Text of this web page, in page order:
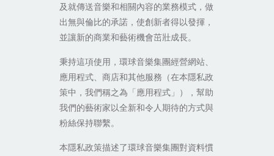
及就傳送音樂和相關內容的業務模式，做
出無與倫比的承諾，使創新者得以發揮，
並讓新的商業和藝術機會茁壯成長。
秉持這項使用，環球音樂集團經營網站、
應用程式、商店和其他服務（在本隱私政
策中，我們稱之為「應用程式」），幫助
我們的藝術家以全新和令人期待的方式與
粉絲保持聯繫。
本隱私政策描述了環球音樂集團對資料慣